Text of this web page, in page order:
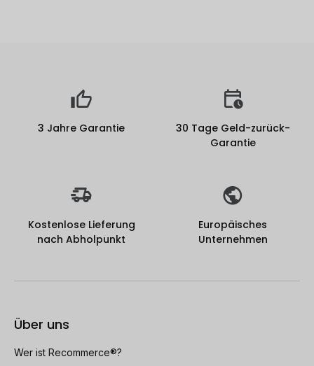
3 Jahre Garantie
30 Tage Geld-zurück-
Garantie
Kostenlose Lieferung
nach Abholpunkt
Europäisches
Unternehmen
Über uns
Wer ist Recommerce®?